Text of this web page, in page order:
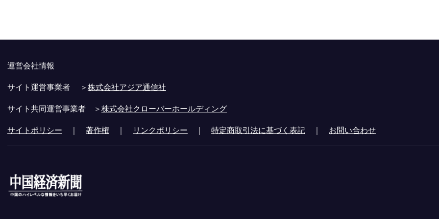
運営会社情報
サイト運営事業者 ＞株式会社アジア通信社
サイト共同運営事業者 ＞株式会社クローバーホールディング
サイトポリシー ｜ 著作権 ｜ リンクポリシー ｜ 特定商取引法に基づく表記 ｜ お問い合わせ